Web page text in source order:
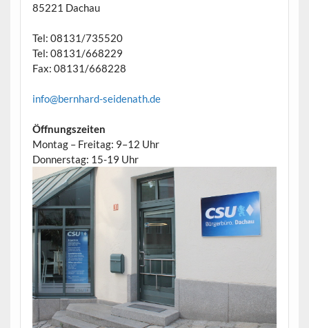
85221 Dachau
Tel: 08131/735520
Tel: 08131/668229
Fax: 08131/668228
info@bernhard-seidenath.de
Öffnungszeiten
Montag – Freitag: 9–12 Uhr
Donnerstag: 15-19 Uhr